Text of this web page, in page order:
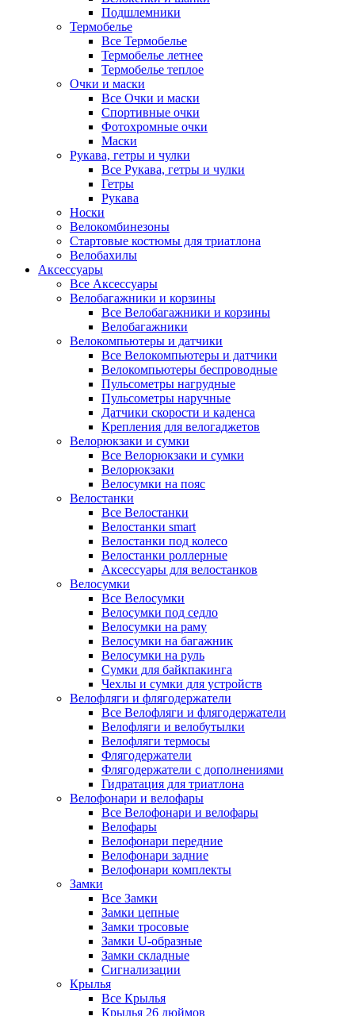
Подшлемники
Термобелье
Все Термобелье
Термобелье летнее
Термобелье теплое
Очки и маски
Все Очки и маски
Спортивные очки
Фотохромные очки
Маски
Рукава, гетры и чулки
Все Рукава, гетры и чулки
Гетры
Рукава
Носки
Велокомбинезоны
Стартовые костюмы для триатлона
Велобахилы
Аксессуары
Все Аксессуары
Велобагажники и корзины
Все Велобагажники и корзины
Велобагажники
Велокомпьютеры и датчики
Все Велокомпьютеры и датчики
Велокомпьютеры беспроводные
Пульсометры нагрудные
Пульсометры наручные
Датчики скорости и каденса
Крепления для велогаджетов
Велорюкзаки и сумки
Все Велорюкзаки и сумки
Велорюкзаки
Велосумки на пояс
Велостанки
Все Велостанки
Велостанки smart
Велостанки под колесо
Велостанки роллерные
Аксессуары для велостанков
Велосумки
Все Велосумки
Велосумки под седло
Велосумки на раму
Велосумки на багажник
Велосумки на руль
Сумки для байкпакинга
Чехлы и сумки для устройств
Велофляги и флягодержатели
Все Велофляги и флягодержатели
Велофляги и велобутылки
Велофляги термосы
Флягодержатели
Флягодержатели с дополнениями
Гидратация для триатлона
Велофонари и велофары
Все Велофонари и велофары
Велофары
Велофонари передние
Велофонари задние
Велофонари комплекты
Замки
Все Замки
Замки цепные
Замки тросовые
Замки U-образные
Замки складные
Сигнализации
Крылья
Все Крылья
Крылья 26 дюймов